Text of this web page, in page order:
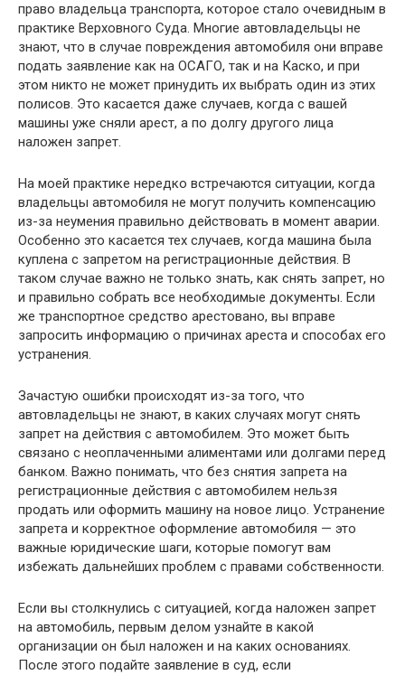
право владельца транспорта, которое стало очевидным в
практике Верховного Суда. Многие автовладельцы не
знают, что в случае повреждения автомобиля они вправе
подать заявление как на ОСАГО, так и на Каско, и при
этом никто не может принудить их выбрать один из этих
полисов. Это касается даже случаев, когда с вашей
машины уже сняли арест, а по долгу другого лица
наложен запрет.
На моей практике нередко встречаются ситуации, когда
владельцы автомобиля не могут получить компенсацию
из-за неумения правильно действовать в момент аварии.
Особенно это касается тех случаев, когда машина была
куплена с запретом на регистрационные действия. В
таком случае важно не только знать, как снять запрет, но
и правильно собрать все необходимые документы. Если
же транспортное средство арестовано, вы вправе
запросить информацию о причинах ареста и способах его
устранения.
Зачастую ошибки происходят из-за того, что
автовладельцы не знают, в каких случаях могут снять
запрет на действия с автомобилем. Это может быть
связано с неоплаченными алиментами или долгами перед
банком. Важно понимать, что без снятия запрета на
регистрационные действия с автомобилем нельзя
продать или оформить машину на новое лицо. Устранение
запрета и корректное оформление автомобиля — это
важные юридические шаги, которые помогут вам
избежать дальнейших проблем с правами собственности.
Если вы столкнулись с ситуацией, когда наложен запрет
на автомобиль, первым делом узнайте в какой
организации он был наложен и на каких основаниях.
После этого подайте заявление в суд, если